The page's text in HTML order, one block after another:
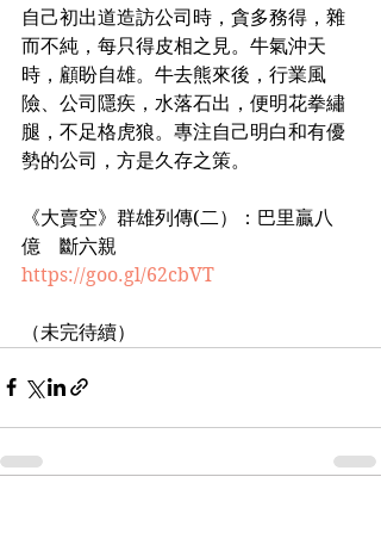
自己初出道造訪公司時，貪多務得，雜
而不純，每只得皮相之見。牛氣沖天
時，顧盼自雄。牛去熊來後，行業風
險、公司隱疾，水落石出，便明花拳繡
腿，不足格虎狼。專注自己明白和有優
勢的公司，方是久存之策。
《大賣空》群雄列傳(二）：巴里贏八
億　斷六親
https://goo.gl/62cbVT
（未完待續）